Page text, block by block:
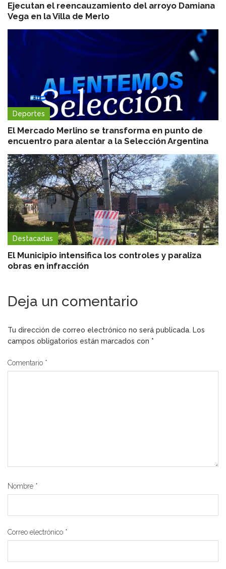
Ejecutan el reencauzamiento del arroyo Damiana
Vega en la Villa de Merlo
Deportes
El Mercado Merlino se transforma en punto de
encuentro para alentar a la Selección Argentina
Destacadas
El Municipio intensifica los controles y paraliza
obras en infracción
Deja un comentario
Tu dirección de correo electrónico no será publicada. Los
campos obligatorios están marcados con *
Comentario *
Nombre *
Correo electrónico *